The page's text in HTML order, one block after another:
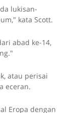
lukisan-
kata Scott.
abad ke-14,
atau perisai
eceran.
Eropa dengan